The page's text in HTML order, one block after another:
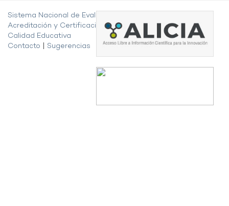
Sistema Nacional de Evaluación,
Acreditación y Certificación de la
Calidad Educativa
Contacto
Sugerencias